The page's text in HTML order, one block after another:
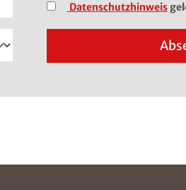
Datenschutzhinweis